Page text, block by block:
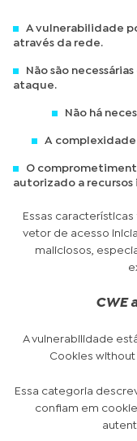
A vulnerabilidade
através da rede.
Não são
ataque.
Não há
A complexidade
O
autorizado a recursos
Essas
vetor de acesso
maliciosos,
CWE
A vulnerabilidade
Cookies without
Essa categoria
confiam em